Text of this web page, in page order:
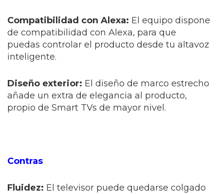
Compatibilidad con Alexa: El equipo dispone
de compatibilidad con Alexa, para que
puedas controlar el producto desde tu altavoz
inteligente.
Diseño exterior: El diseño de marco estrecho
añade un extra de elegancia al producto,
propio de Smart TVs de mayor nivel.
Contras
Fluidez: El televisor puede quedarse colgado